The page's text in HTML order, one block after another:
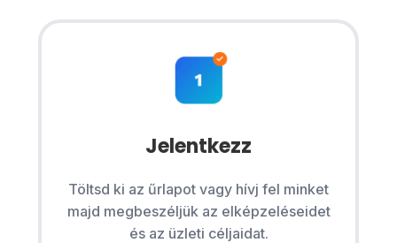
Jelentkezz
Töltsd ki az űrlapot vagy hívj fel minket
majd megbeszéljük az elképzeléseidet
és az üzleti céljaidat.